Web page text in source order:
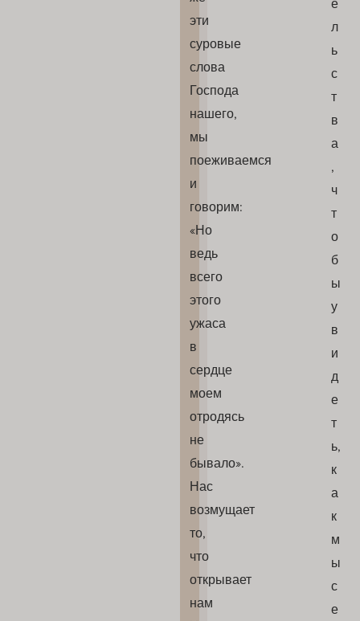
эти
суровые
слова
Господа
нашего,
мы
поеживаемся
и
говорим:
«Но
ведь
всего
этого
ужаса
в
сердце
моем
отродясь
не
бывало».
Нас
возмущает
то,
что
открывает
нам
л
ь
с
т
в
а
,
ч
т
о
б
ы
у
в
и
д
е
т
ь,
к
а
к
м
ы
с
е